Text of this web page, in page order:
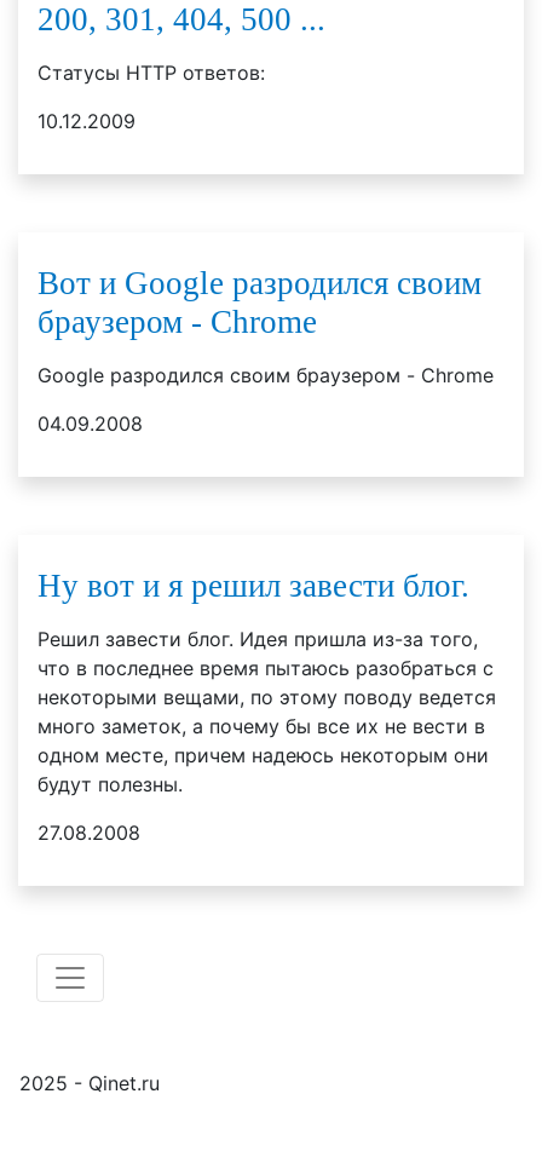
200, 301, 404, 500 ...
Статусы HTTP ответов:
10.12.2009
Вот и Google разродился своим
браузером - Chrome
Google разродился своим браузером - Chrome
04.09.2008
Ну вот и я решил завести блог.
Решил завести блог. Идея пришла из-за того,
что в последнее время пытаюсь разобраться с
некоторыми вещами, по этому поводу ведется
много заметок, а почему бы все их не вести в
одном месте, причем надеюсь некоторым они
будут полезны.
27.08.2008
2025 - Qinet.ru